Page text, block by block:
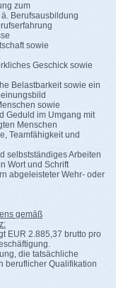
zum
Berufsausbildung
sowie
Geschick sowie
Belastbarkeit sowie ein
sowie
Geduld im Umgang mit
Menschen
Teamfähigkeit und
selbstständiges Arbeiten
Wort und Schrift
abgeleisteter Wehr‐ oder
gemäß
EUR 2.885,37 brutto pro
die tatsächliche
beruflicher Qualifikation